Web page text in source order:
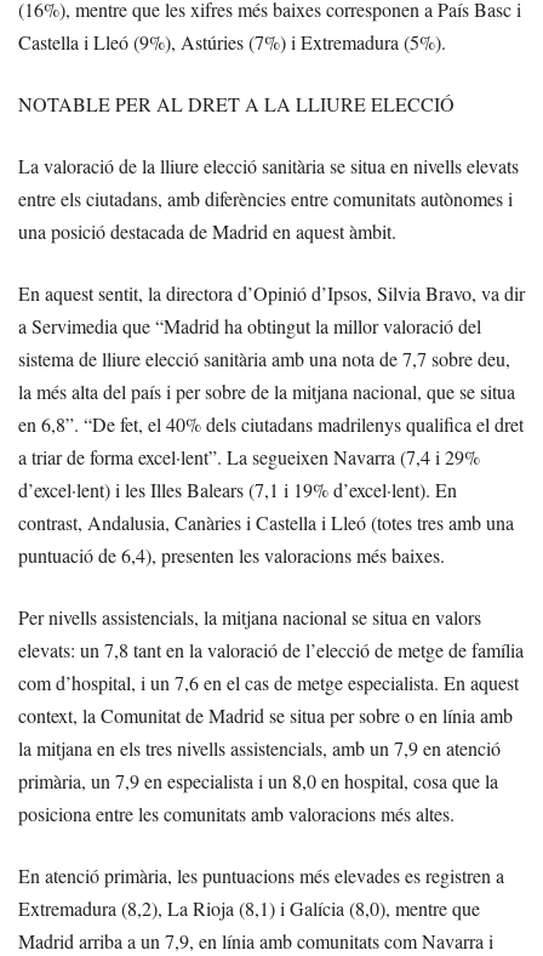
(16%), mentre que les xifres més baixes corresponen a País Basc i
Castella i Lleó (9%), Astúries (7%) i Extremadura (5%).
NOTABLE PER AL DRET A LA LLIURE ELECCIÓ
La valoració de la lliure elecció sanitària se situa en nivells elevats
entre els ciutadans, amb diferències entre comunitats autònomes i
una posició destacada de Madrid en aquest àmbit.
En aquest sentit, la directora d’Opinió d’Ipsos, Silvia Bravo, va dir
a Servimedia que “Madrid ha obtingut la millor valoració del
sistema de lliure elecció sanitària amb una nota de 7,7 sobre deu,
la més alta del país i per sobre de la mitjana nacional, que se situa
en 6,8”. “De fet, el 40% dels ciutadans madrilenys qualifica el dret
a triar de forma excel·lent”. La segueixen Navarra (7,4 i 29%
d’excel·lent) i les Illes Balears (7,1 i 19% d’excel·lent). En
contrast, Andalusia, Canàries i Castella i Lleó (totes tres amb una
puntuació de 6,4), presenten les valoracions més baixes.
Per nivells assistencials, la mitjana nacional se situa en valors
elevats: un 7,8 tant en la valoració de l’elecció de metge de família
com d’hospital, i un 7,6 en el cas de metge especialista. En aquest
context, la Comunitat de Madrid se situa per sobre o en línia amb
la mitjana en els tres nivells assistencials, amb un 7,9 en atenció
primària, un 7,9 en especialista i un 8,0 en hospital, cosa que la
posiciona entre les comunitats amb valoracions més altes.
En atenció primària, les puntuacions més elevades es registren a
Extremadura (8,2), La Rioja (8,1) i Galícia (8,0), mentre que
Madrid arriba a un 7,9, en línia amb comunitats com Navarra i